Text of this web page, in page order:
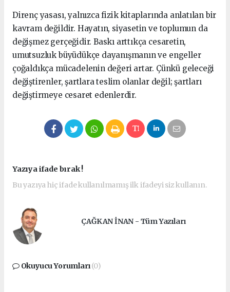
Direnç yasası, yalnızca fizik kitaplarında anlatılan bir
kavram değildir. Hayatın, siyasetin ve toplumun da
değişmez gerçeğidir. Baskı arttıkça cesaretin,
umutsuzluk büyüdükçe dayanışmanın ve engeller
çoğaldıkça mücadelenin değeri artar. Çünkü geleceği
değiştirenler, şartlara teslim olanlar değil; şartları
değiştirmeye cesaret edenlerdir.
Yazıya ifade bırak !
Bu yazıya hiç ifade kullanılmamış ilk ifadeyi siz kullanın.
ÇAĞKAN İNAN - Tüm Yazıları
Okuyucu Yorumları(0)